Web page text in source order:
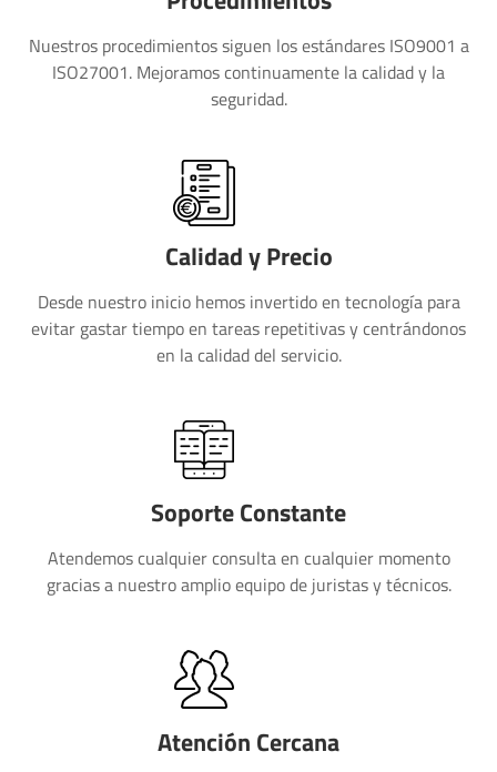
Nuestros procedimientos siguen los estándares ISO9001 a
ISO27001. Mejoramos continuamente la calidad y la
seguridad.
Calidad y Precio
Desde nuestro inicio hemos invertido en tecnología para
evitar gastar tiempo en tareas repetitivas y centrándonos
en la calidad del servicio.
Soporte Constante
Atendemos cualquier consulta en cualquier momento
gracias a nuestro amplio equipo de juristas y técnicos.
Atención Cercana